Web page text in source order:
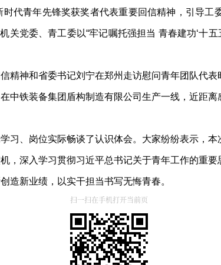
青年先锋奖获奖者代表重要回信精神，引导工
党委、青工委以“牢记嘱托强担当 青春建功‘十
神和省委书记刘宁在郑州走访慰问青年团队代表
中铁装备集团盾构制造有限公司生产一线，近距
、岗位实际畅谈了认识体会。大家纷纷表示，本
，深入学习贯彻习近平总书记关于青年工作的重
造新业绩，以实干担当书写无悔青春。
扫一扫在手机打开当前页